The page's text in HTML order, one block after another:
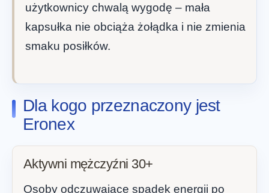
użytkownicy chwalą wygodę – mała
kapsułka nie obciąża żołądka i nie zmienia
smaku posiłków.
Dla kogo przeznaczony jest
Eronex
Aktywni mężczyźni 30+
Osoby odczuwające spadek energii po